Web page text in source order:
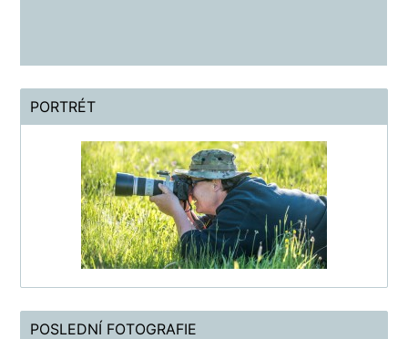
PORTRÉT
POSLEDNÍ FOTOGRAFIE